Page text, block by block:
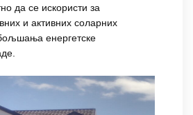
да се искористи за
и активних соларних
енергетске